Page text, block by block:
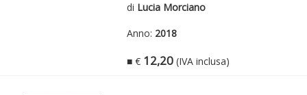
di Lucia Morciano
Anno: 2018
■ € 12,20 (IVA inclusa)